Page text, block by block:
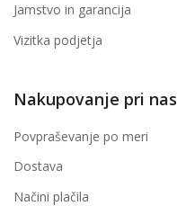
Jamstvo in garancija
Vizitka podjetja
Nakupovanje pri nas
Povpraševanje po meri
Dostava
Načini plačila